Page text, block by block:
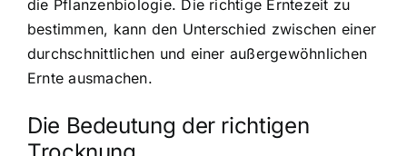
die Pflanzenbiologie. Die richtige Erntezeit zu
bestimmen, kann den Unterschied zwischen einer
durchschnittlichen und einer außergewöhnlichen
Ernte ausmachen.
Die Bedeutung der richtigen